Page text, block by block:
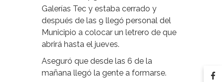
Galerías Tec y estaba cerrado y
después de las 9 llegó personal del
Municipio a colocar un letrero de que
abrirá hasta el jueves.
Aseguró que desde las 6 de la
mañana llegó la gente a formarse.